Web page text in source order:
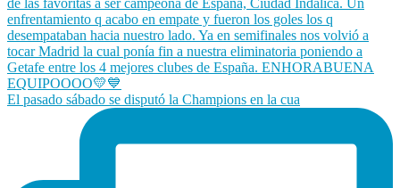
El pasado sábado se disputó la Champions en la cua